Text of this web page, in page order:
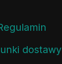
dostawy